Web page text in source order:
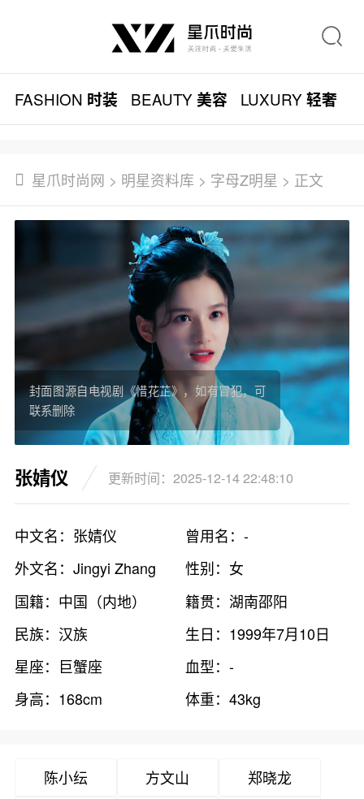
FASHION 时装 BEAUTY美容 LUXURY轻奢
星爪时尚网 > 明星资料库 > 字母Z明星 > 正文
封面图源自电视剧《惜花芷》，如有冒犯，可
联系删除
张婧仪 更新时间：2025-12-14 22:48:10
中文名：张婧仪
曾用名：-
外文名：Jingyi Zhang
性别：女
国籍：中国（内地）
籍贯：湖南邵阳
民族：汉族
生日：1999年7月10日
星座：巨蟹座
血型：-
身高：168cm
体重：43kg
陈小纭 方文山
郑晓龙